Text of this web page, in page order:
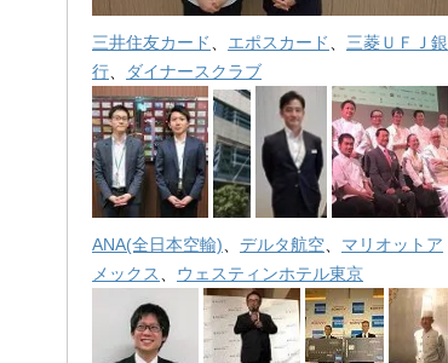
三井住友カード エポスカード
三菱ＵＦＪ銀
行
ダイナースクラブ
ANA(全日本空輸) デルタ航空
マリオットア
メックス
ウェスティンホテル東京